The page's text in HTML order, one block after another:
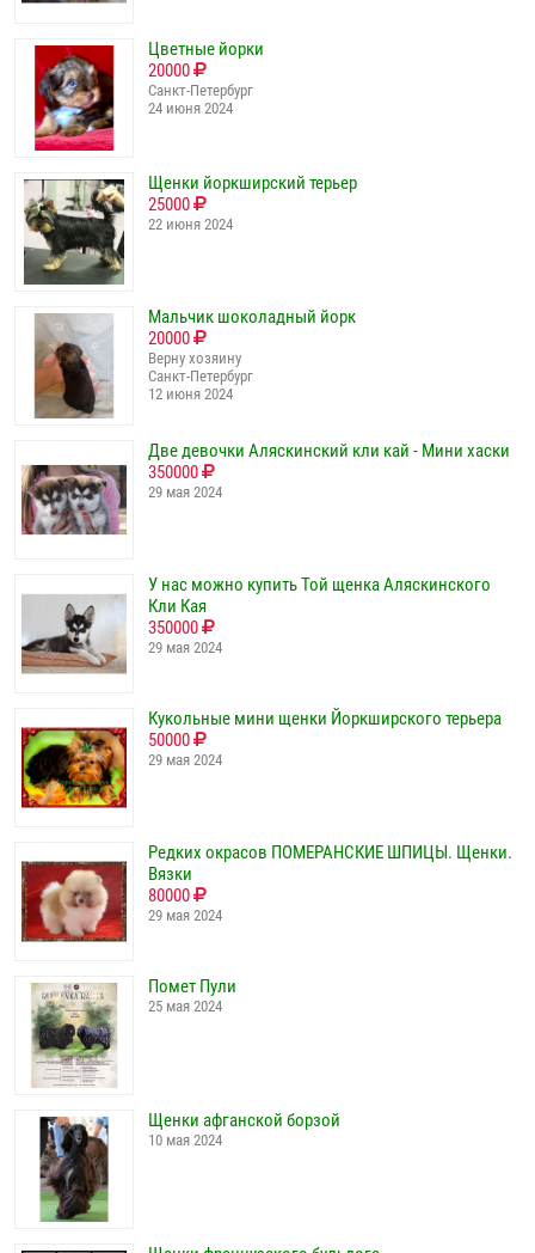
Цветные йорки
20000
Санкт-Петербург
24 июня 2024
Щенки йоркширский терьер
25000
22 июня 2024
Мальчик шоколадный йорк
20000
Верну хозяину
Санкт-Петербург
12 июня 2024
Две девочки Аляскинский кли кай - Мини хаски
350000
29 мая 2024
У нас можно купить Той щенка Аляскинского
Кли Кая
350000
29 мая 2024
Кукольные мини щенки Йоркширского терьера
50000
29 мая 2024
Редких окрасов ПОМЕРАНСКИЕ ШПИЦЫ. Щенки.
Вязки
80000
29 мая 2024
Помет Пули
25 мая 2024
Щенки афганской борзой
10 мая 2024